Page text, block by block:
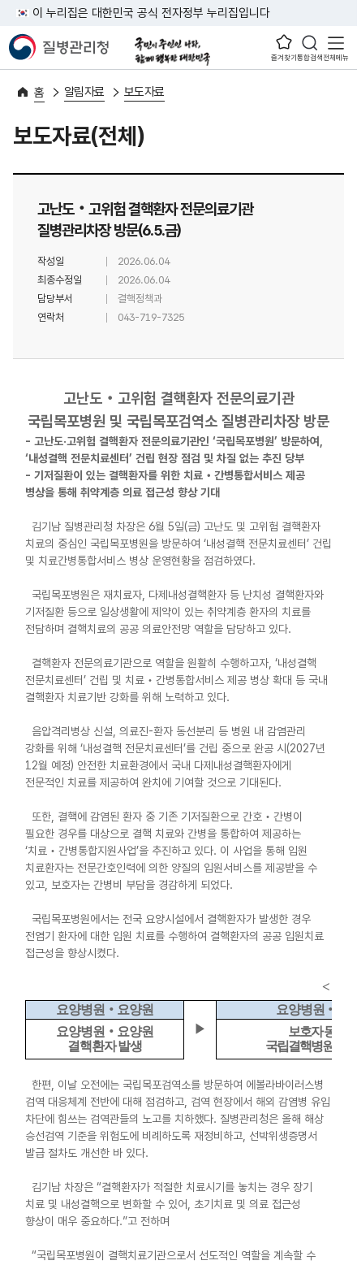
이 누리집은 대한민국 공식 전자정부 누리집입니다
즐겨찾기통합검색전체메뉴
홈 알림자료 보도자료
보도자료(전체)
고난도‧고위험 결핵환자 전문의료기관
질병관리차장 방문(6.5.금)
작성일
2026.06.04
최종수정일
2026.06.04
담당부서
결핵정책과
연락처
043-719-7325
고난도‧고위험 결핵환자 전문의료기관
국립목포병원 및 국립목포검역소 질병관리차장 방문
- 고난도·고위험 결핵환자 전문의료기관인 ‘국립목포병원’ 방문하여,
‘내성결핵 전문치료센터’ 건립 현장 점검 및 차질 없는 추진 당부
- 기저질환이 있는 결핵환자를 위한 치료‧간병통합서비스 제공
병상을 통해 취약계층 의료 접근성 향상 기대
김기남 질병관리청 차장은 6월 5일(금) 고난도 및 고위험 결핵환자
치료의 중심인 국립목포병원을 방문하여 ‘내성결핵 전문치료센터’ 건립
및 치료간병통합서비스 병상 운영현황을 점검하였다.
국립목포병원은 재치료자, 다제내성결핵환자 등 난치성 결핵환자와
기저질환 등으로 일상생활에 제약이 있는 취약계층 환자의 치료를
전담하며 결핵치료의 공공 의료안전망 역할을 담당하고 있다.
결핵환자 전문의료기관으로 역할을 원활히 수행하고자, ‘내성결핵
전문치료센터’ 건립 및 치료‧간병통합서비스 제공 병상 확대 등 국내
결핵환자 치료기반 강화를 위해 노력하고 있다.
음압격리병상 신설, 의료진-환자 동선분리 등 병원 내 감염관리
강화를 위해 ‘내성결핵 전문치료센터’를 건립 중으로 완공 시(2027년
12월 예정) 안전한 치료환경에서 국내 다제내성결핵환자에게
전문적인 치료를 제공하여 완치에 기여할 것으로 기대된다.
또한, 결핵에 감염된 환자 중 기존 기저질환으로 간호‧간병이
필요한 경우를 대상으로 결핵 치료와 간병을 통합하여 제공하는
‘치료‧간병통합지원사업’을 추진하고 있다. 이 사업을 통해 입원
치료환자는 전문간호인력에 의한 양질의 입원서비스를 제공받을 수
있고, 보호자는 간병비 부담을 경감하게 되었다.
국립목포병원에서는 전국 요양시설에서 결핵환자가 발생한 경우
전염기 환자에 대한 입원 치료를 수행하여 결핵환자의 공공 입원치료
접근성을 향상시켰다.
<
요양병원 ‧ 요양원
▶
요양병원 ‧
요양병원 ‧ 요양원
결핵환자 발생
보호자 동의 시
국립결핵병원 입
한편, 이날 오전에는 국립목포검역소를 방문하여 에볼라바이러스병
검역 대응체계 전반에 대해 점검하고, 검역 현장에서 해외 감염병 유입
차단에 힘쓰는 검역관들의 노고를 치하했다. 질병관리청은 올해 해상
승선검역 기준을 위험도에 비례하도록 재정비하고, 선박위생증명서
발급 절차도 개선한 바 있다.
김기남 차장은 “결핵환자가 적절한 치료시기를 놓치는 경우 장기
치료 및 내성결핵으로 변화할 수 있어, 초기치료 및 의료 접근성
향상이 매우 중요하다.”고 전하며
“국립목포병원이 결핵치료기관으로서 선도적인 역할을 계속할 수